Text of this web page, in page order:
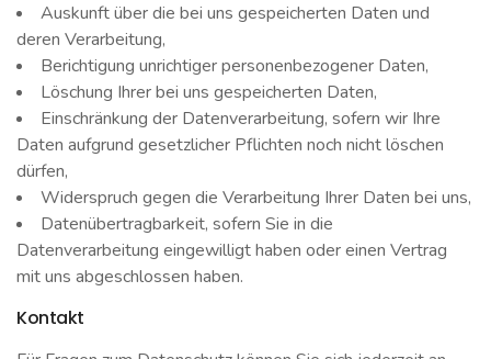
Auskunft über die bei uns gespeicherten Daten und
deren Verarbeitung,
Berichtigung unrichtiger personenbezogener Daten,
Löschung Ihrer bei uns gespeicherten Daten,
Einschränkung der Datenverarbeitung, sofern wir Ihre
Daten aufgrund gesetzlicher Pflichten noch nicht löschen
dürfen,
Widerspruch gegen die Verarbeitung Ihrer Daten bei uns,
Datenübertragbarkeit, sofern Sie in die
Datenverarbeitung eingewilligt haben oder einen Vertrag
mit uns abgeschlossen haben.
Kontakt